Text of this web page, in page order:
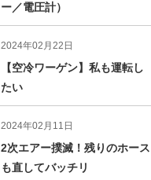
ー／電圧計）
2024年02月22日
【空冷ワーゲン】私も運転し
たい
2024年02月11日
2次エアー撲滅！残りのホース
も直してバッチリ